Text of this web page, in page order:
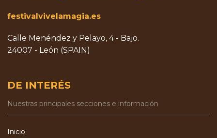
festivalvivelamagia.es
Calle Menéndez y Pelayo, 4 - Bajo.
24007 - León (SPAIN)
DE INTERÉS
Nuestras principales secciones e información
Inicio